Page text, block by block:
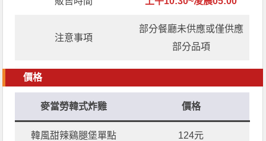
注意事項
部分餐廳未供應或僅供應
部分品項
價格
麥當勞韓式炸雞 價格
韓風甜辣鷄腿堡單點 124元